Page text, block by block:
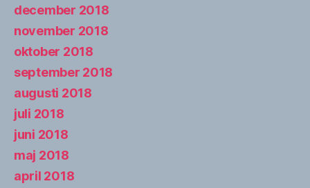
december 2018
november 2018
oktober 2018
september 2018
augusti 2018
juli 2018
juni 2018
maj 2018
april 2018